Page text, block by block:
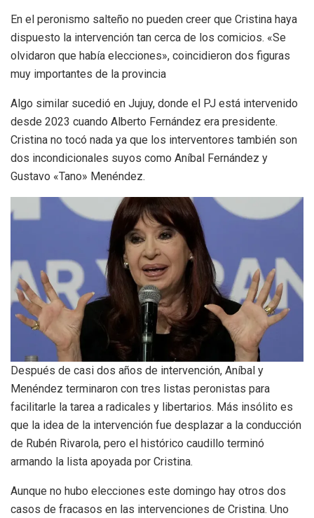
En el peronismo salteño no pueden creer que Cristina haya
dispuesto la intervención tan cerca de los comicios. «Se
olvidaron que había elecciones», coincidieron dos figuras
muy importantes de la provincia
Algo similar sucedió en Jujuy, donde el PJ está intervenido
desde 2023 cuando Alberto Fernández era presidente.
Cristina no tocó nada ya que los interventores también son
dos incondicionales suyos como Aníbal Fernández y
Gustavo «Tano» Menéndez.
Después de casi dos años de intervención, Aníbal y
Menéndez terminaron con tres listas peronistas para
facilitarle la tarea a radicales y libertarios. Más insólito es
que la idea de la intervención fue desplazar a la conducción
de Rubén Rivarola, pero el histórico caudillo terminó
armando la lista apoyada por Cristina.
Aunque no hubo elecciones este domingo hay otros dos
casos de fracasos en las intervenciones de Cristina. Uno